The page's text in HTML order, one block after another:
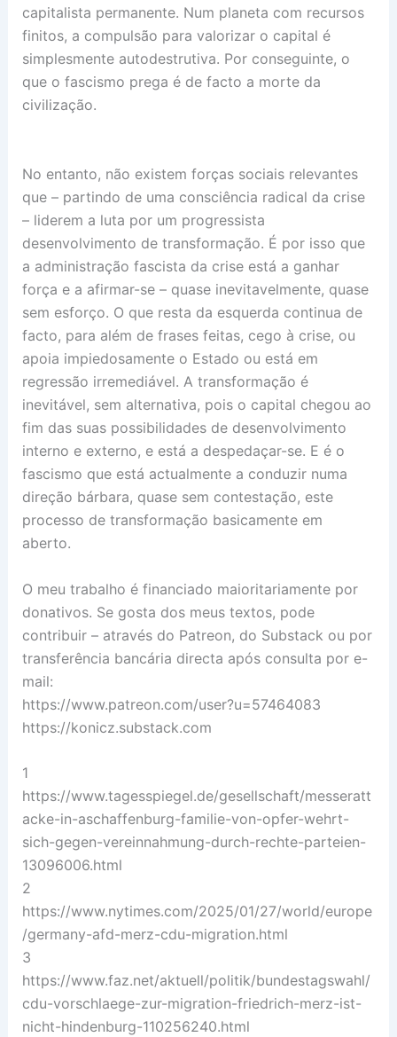
capitalista permanente. Num planeta com recursos
finitos, a compulsão para valorizar o capital é
simplesmente autodestrutiva. Por conseguinte, o
que o fascismo prega é de facto a morte da
civilização.
No entanto, não existem forças sociais relevantes
que – partindo de uma consciência radical da crise
– liderem a luta por um progressista
desenvolvimento de transformação. É por isso que
a administração fascista da crise está a ganhar
força e a afirmar-se – quase inevitavelmente, quase
sem esforço. O que resta da esquerda continua de
facto, para além de frases feitas, cego à crise, ou
apoia impiedosamente o Estado ou está em
regressão irremediável. A transformação é
inevitável, sem alternativa, pois o capital chegou ao
fim das suas possibilidades de desenvolvimento
interno e externo, e está a despedaçar-se. E é o
fascismo que está actualmente a conduzir numa
direção bárbara, quase sem contestação, este
processo de transformação basicamente em
aberto.
O meu trabalho é financiado maioritariamente por
donativos. Se gosta dos meus textos, pode
contribuir – através do Patreon, do Substack ou por
transferência bancária directa após consulta por e-
mail:
https://www.patreon.com/user?u=57464083
https://konicz.substack.com
1
https://www.tagesspiegel.de/gesellschaft/messeratt
acke-in-aschaffenburg-familie-von-opfer-wehrt-
sich-gegen-vereinnahmung-durch-rechte-parteien-
13096006.html
2
https://www.nytimes.com/2025/01/27/world/europe
/germany-afd-merz-cdu-migration.html
3
https://www.faz.net/aktuell/politik/bundestagswahl/
cdu-vorschlaege-zur-migration-friedrich-merz-ist-
nicht-hindenburg-110256240.html